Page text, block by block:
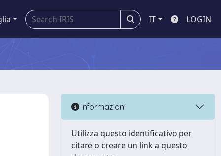
IT LOGIN
Informazioni
Utilizza questo identificativo per
citare o creare un link a questo